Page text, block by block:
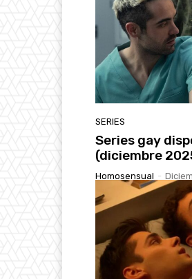
SERIES
Series gay
(diciembre
Homosensual -